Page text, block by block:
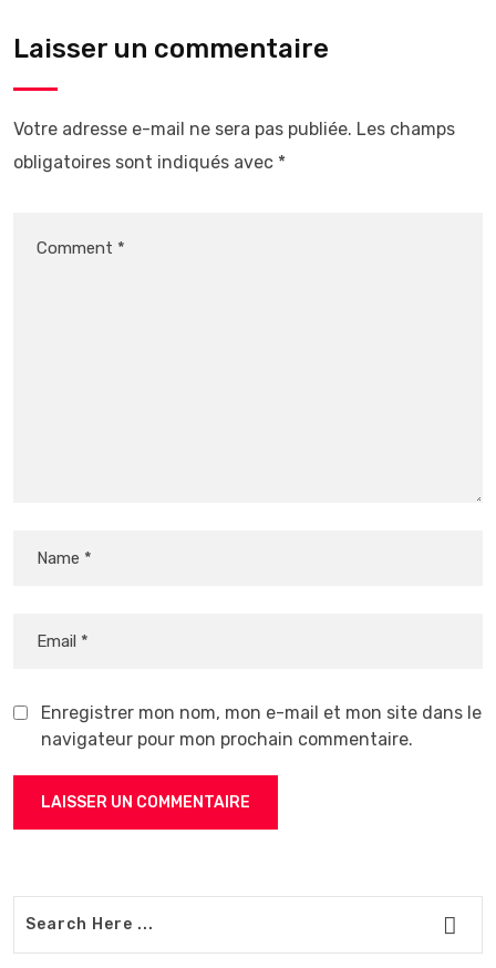
Laisser un commentaire
Votre adresse e-mail ne sera pas publiée. Les champs
obligatoires sont indiqués avec *
Enregistrer mon nom, mon e-mail et mon site dans le
navigateur pour mon prochain commentaire.